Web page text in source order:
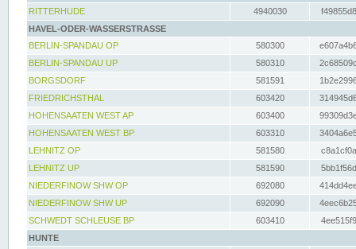
RITTERHUDE
4940030
HAVEL-ODER-WASSERSTRASSE
BERLIN-SPANDAU OP
580300
BERLIN-SPANDAU UP
580310
BORGSDORF
581591
FRIEDRICHSTHAL
603420
HOHENSAATEN WEST AP
603400
HOHENSAATEN WEST BP
603310
LEHNITZ OP
581580
LEHNITZ UP
581590
NIEDERFINOW SHW OP
692080
NIEDERFINOW SHW UP
692090
SCHWEDT SCHLEUSE BP
603410
HUNTE